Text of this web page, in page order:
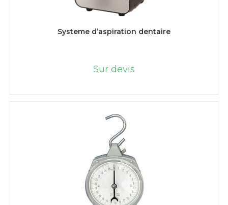
Systeme d’aspiration dentaire
Sur devis